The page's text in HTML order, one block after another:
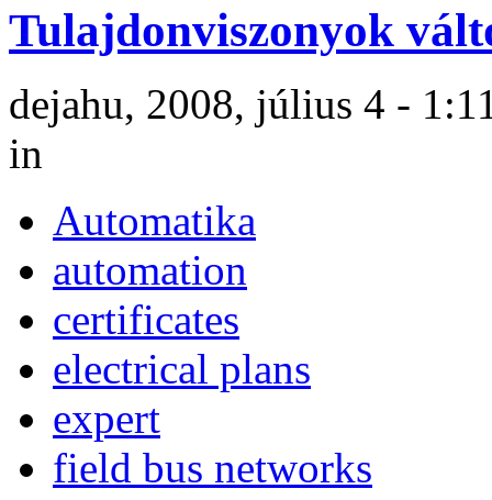
Tulajdonviszonyok
dejahu, 2008, július 4 -
in
Automatika
automation
certificates
electrical plans
expert
field bus networks